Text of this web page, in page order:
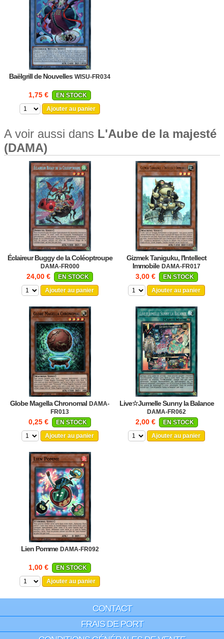
Baëlgrill de Nouvelles WISU-FR034
1,75 €
EN STOCK
Ajouter au panier
A voir aussi dans L'Aube de la majesté
(DAMA)
Éclaireur Buggy de la Coléoptroupe
DAMA-FR000
24,00 €
EN STOCK
Ajouter au panier
Gizmek Taniguku, l'Intellect
Immobile DAMA-FR017
3,00 €
EN STOCK
Ajouter au panier
Globe Magella Chronomal DAMA-
FR013
0,25 €
EN STOCK
Ajouter au panier
Live☆Jumelle Sunny la Balance
DAMA-FR062
2,00 €
EN STOCK
Ajouter au panier
Lien Pomme DAMA-FR092
1,00 €
EN STOCK
Ajouter au panier
CONTACT
FRAIS DE PORT